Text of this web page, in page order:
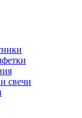
свечи